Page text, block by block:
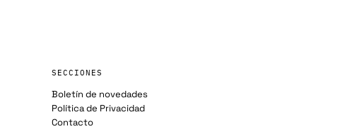
SECCIONES
Boletín de novedades
Política de Privacidad
Contacto